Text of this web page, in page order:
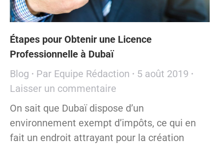
Étapes pour Obtenir une Licence
Professionnelle à Dubaï
Blog
Par Equipe Rédaction
5 août 2019
Laisser un commentaire
On sait que Dubaï dispose d’un
environnement exempt d’impôts, ce qui en
fait un endroit attrayant pour la création